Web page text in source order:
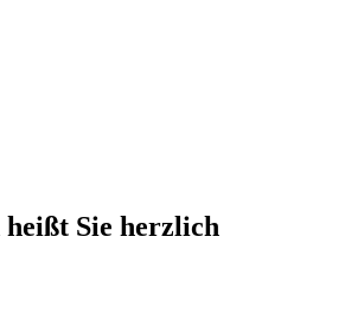
heißt Sie herzlich